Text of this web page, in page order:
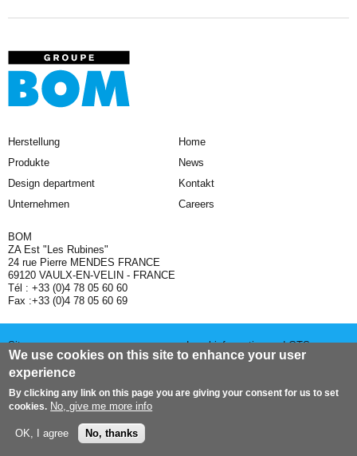
Herstellung
Produkte
Design department
Unternehmen
Home
News
Kontakt
Careers
BOM
ZA Est "Les Rubines"
24 rue Pierre MENDES FRANCE
69120 VAULX-EN-VELIN - FRANCE
Tél : +33 (0)4 78 05 60 60
Fax :+33 (0)4 78 05 60 69
Sitemap Legal information and GTS
Website : prakt + doplus
We use cookies on this site to enhance your user
experience
By clicking any link on this page you are giving your consent for us to set
cookies. No, give me more info
OK, I agree No, thanks